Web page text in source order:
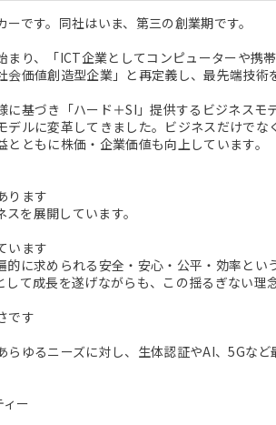
です。同社はいま、第三の創業期です。
まり、「ICT企業としてコンピューターや
会価値創造型企業」と再定義し、最先端技
に基づき「ハード＋SI」提供するビジネス
デルに変革してきました。ビジネスだけで
ともに株価・企業価値も向上しています。
ります
を展開しています。
います
的に求められる安全・安心・公平・効率と
て成長を遂げながらも、この揺るぎない理
です
ゆるニーズに対し、生体認証やAI、5Gな
ー